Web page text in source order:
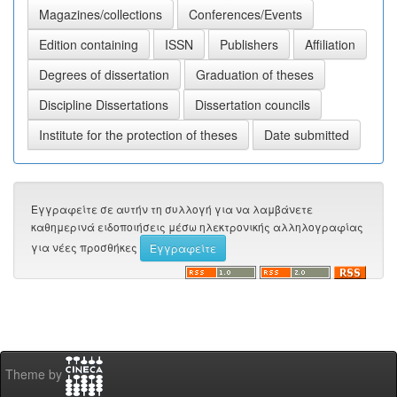
Εγγραφείτε σε αυτήν τη συλλογή για να λαμβάνετε
καθημερινά ειδοποιήσεις μέσω ηλεκτρονικής αλληλογραφίας
για νέες προσθήκες
Theme by